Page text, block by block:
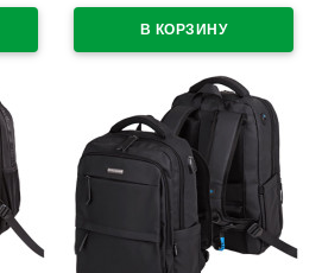
мятный арт.7032420